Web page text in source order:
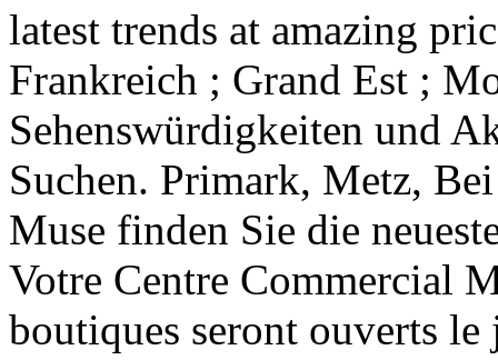
latest trends at amazing
Frankreich ; Grand Est ;
Sehenswürdigkeiten und
Suchen. Primark, Metz,
Muse finden Sie die
Votre Centre Commercial
boutiques seront ouverts